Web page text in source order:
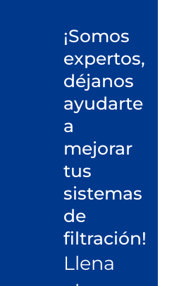
¡Somos
expertos,
déjanos
ayudarte
a
mejorar
tus
sistemas
de
filtración!
Llena